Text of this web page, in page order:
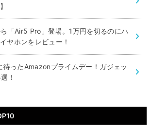
「Air5 Pro」登場。1万円を切るのにハ
ヤホンをレビュー！
待ったAmazonプライムデー！ガジェッ
！